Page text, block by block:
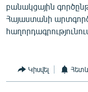
բանակցային
Հայաստանի
Կիսվել